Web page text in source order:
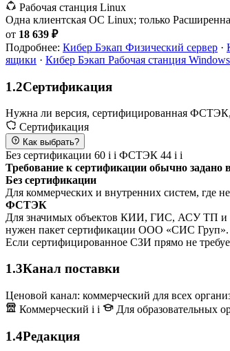
Рабочая станция Linux
Одна клиентская ОС Linux; только
от 18 639 ₽
Подробнее: Кибер Бэкап Физический сервер ·
ящики · Кибер Бэкап Рабочая станция Windows
1.2Сертификация
Нужна ли версия, сертифицированная
Сертификация
Как выбрать?
Без сертификации 60 i i ФСТЭК 44 i i
Требование к сертификации обычно задано
Без сертификации
Для коммерческих и внутренних систем, где
ФСТЭК
Для значимых объектов КИИ, ГИС, АСУ ТП и
нужен пакет сертификации ООО «СИС Груп».
Если сертифицированное СЗИ прямо не
1.3Канал поставки
Ценовой канал: коммерческий для всех
Коммерческий i i Для образовательных
1.4Редакция